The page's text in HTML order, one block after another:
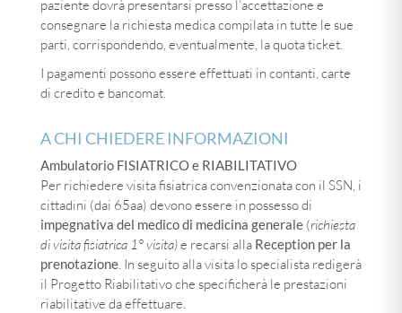
paziente dovrà presentarsi presso l’accettazione e
consegnare la richiesta medica compilata in tutte le sue
parti, corrispondendo, eventualmente, la quota ticket.
I pagamenti possono essere effettuati in contanti, carte
di credito e bancomat.
A CHI CHIEDERE INFORMAZIONI
Ambulatorio FISIATRICO e RIABILITATIVO
Per richiedere visita fisiatrica convenzionata con il SSN, i
cittadini (dai 65aa) devono essere in possesso di
impegnativa del medico di medicina generale (richiesta
di visita fisiatrica 1° visita)e recarsi alla Reception per la
prenotazione . In seguito alla visita lo specialista redigerà
il Progetto Riabilitativo che specificherà le prestazioni
riabilitative da effettuare.